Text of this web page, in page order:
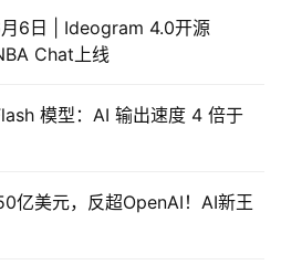
6日 | Ideogram 4.0开源
Chat上线
模型：AI 输出速度 4 倍于
亿美元，反超OpenAI！AI新王